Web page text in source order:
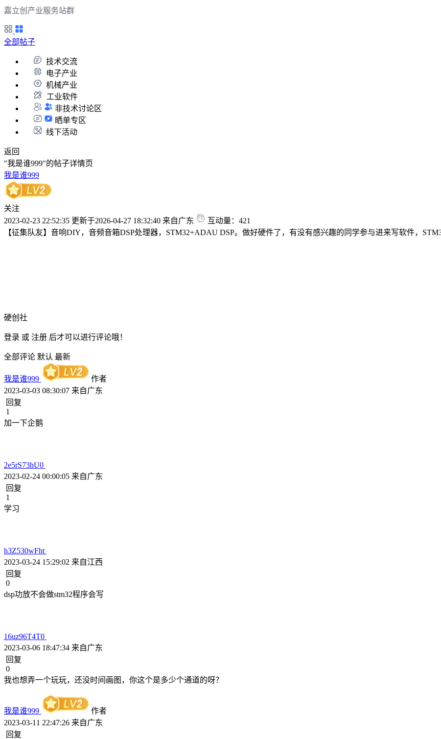
嘉立创产业服务站群
全部帖子
技术交流
电子产业
机械产业
工业软件
非技术讨论区
晒单专区
线下活动
返回
"我是谁999"的帖子详情页
我是谁999
关注
2023-02-23 22:52:35 更新于2026-04-27 18:32:40 来自广东
互动量：421
【征集队友】音响DIY，音频音箱DSP处理器，STM32+ADAU DSP。做好硬件了，有没有感兴趣的同学参与进来写软件，
硬创社
登录 或 注册 后才可以进行评论哦！
全部评论 默认 最新
我是谁999
作者
2023-03-03 08:30:07 来自广东
回复
1
加一下企鹅
2e5rS73hU0
2023-02-24 00:00:05 来自广东
回复
1
学习
h3Z530wFht
2023-03-24 15:29:02 来自江西
回复
0
dsp功放不会做stm32程序会写
16uz96T4T0
2023-03-06 18:47:34 来自广东
回复
0
我也想弄一个玩玩，还没时间画图，你这个是多少个通道的呀？
我是谁999
作者
2023-03-11 22:47:26 来自广东
回复